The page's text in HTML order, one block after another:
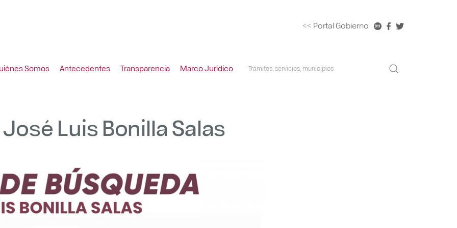
<< Portal Gobierno
Somos Antecedentes Transparencia Marco Jurídico
José Luis Bonilla Salas